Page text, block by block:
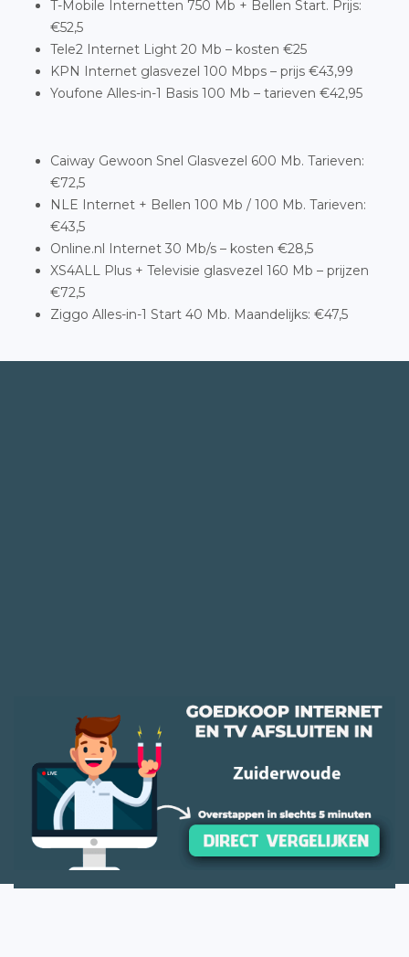
T-Mobile Internetten 750 Mb + Bellen Start. Prijs:
€52,5
Tele2 Internet Light 20 Mb – kosten €25
KPN Internet glasvezel 100 Mbps – prijs €43,99
Youfone Alles-in-1 Basis 100 Mb – tarieven €42,95
Caiway Gewoon Snel Glasvezel 600 Mb. Tarieven:
€72,5
NLE Internet + Bellen 100 Mb / 100 Mb. Tarieven:
€43,5
Online.nl Internet 30 Mb/s – kosten €28,5
XS4ALL Plus + Televisie glasvezel 160 Mb – prijzen
€72,5
Ziggo Alles-in-1 Start 40 Mb. Maandelijks: €47,5